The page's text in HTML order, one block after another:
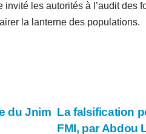
les autorités à l’audit des
la lanterne des populations.
La falsification
FMI, par Abdou
du Jnim